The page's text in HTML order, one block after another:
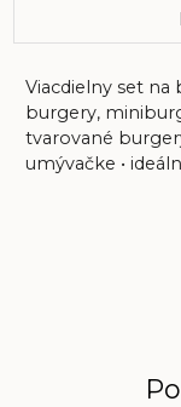
Viacdielny set
burgery,
tvarované
umývačke •